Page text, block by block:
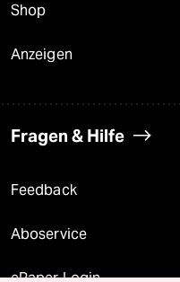
Shop
Anzeigen
Fragen & Hilfe
Feedback
Aboservice
ePaper Login